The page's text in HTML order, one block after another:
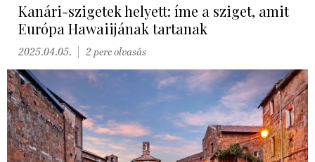
Kanári-szigetek helyett: íme a sziget, amit
Európa Hawaiijának tartanak
2025.04.05. 2 perc olvasás